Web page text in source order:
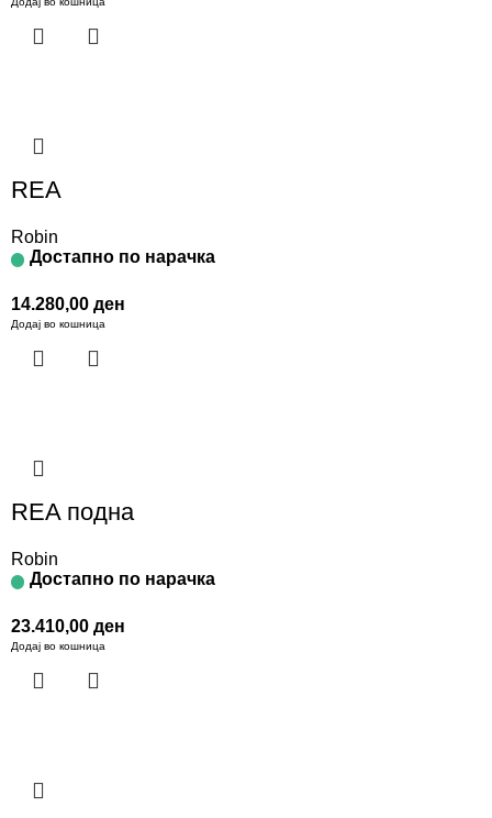
REA
Robin
Достапно по нарачка
14.280,00 ден
Додај во кошница
REA подна
Robin
Достапно по нарачка
23.410,00 ден
Додај во кошница